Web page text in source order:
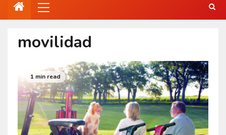
movilidad
1 min read